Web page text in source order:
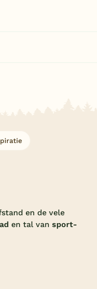
en de vele
en tal van sport-